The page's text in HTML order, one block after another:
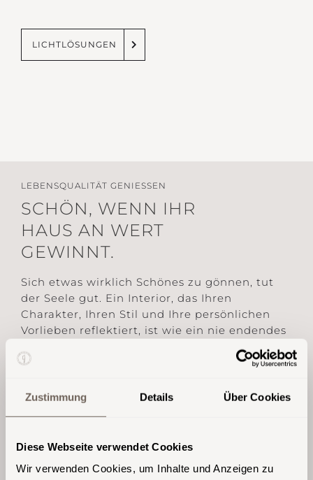
Zustimmung Details Über Cookies
Diese Webseite verwendet Cookies
Wir verwenden Cookies, um Inhalte und Anzeigen zu
LICHTLÖSUNGEN
LEBENSQUALITÄT GENIESSEN
SCHÖN, WENN IHR
HAUS AN WERT
GEWINNT.
Sich etwas wirklich Schönes zu gönnen, tut
der Seele gut. Ein Interior, das Ihren
Charakter, Ihren Stil und Ihre persönlichen
Vorlieben reflektiert, ist wie ein nie endendes
WIR MACHEN IHR PROJEKT ZU
UNSEREM.